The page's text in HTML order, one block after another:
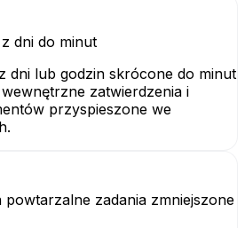
dni do minut
dni lub godzin skrócone do minut
zatwierdzenia i
przyspieszone we
zadania zmniejszone